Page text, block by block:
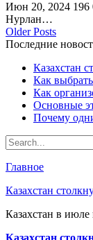
Июн 20, 2024 196
Нурлан…
Older Posts
Последние
Казахстан
Как
Как
Основные
Почему
Главное
Казахстан
Казахстан в
Казахстан